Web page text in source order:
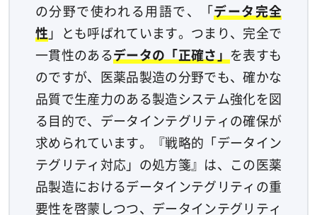
の分野で使われる用語で、「データ完全
性 」とも呼ばれています。つまり、完全で
一貫性のあるデータの「正確さ」 を表すも
のですが、医薬品製造の分野でも、確かな
品質で生産力のある製造システム強化を図
る目的で、データインテグリティの確保が
求められています。『戦略的「データイン
テグリティ対応」の処方箋』は、この医薬
品製造におけるデータインテグリティの重
要性を啓蒙しつつ、データインテグリティ